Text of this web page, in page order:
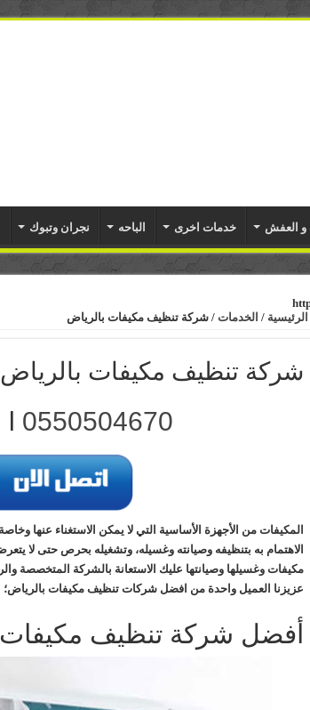
و العفش خدمات اخرى الباحه نجران وتبوك
الرئيسية / الخدمات / شركة تنظيف مكيفات بالرياض
شركة تنظيف مكيفات بالرياض
0550504670
المكيفات من الأجهزة الأساسية التي لا يمكن الاستغناء عنها
الاهتمام به بتنظيفه وصيانته وغسيله، وتشغيله بحرص حتى لا
مكيفات وغسيلها وصيانتها عليك الاستعانة بالشركة المتخصصة
عزيزنا العميل واحدة من افضل شركات تنظيف مكيفات بالرياض؛
أفضل شركة تنظيف مكيفات